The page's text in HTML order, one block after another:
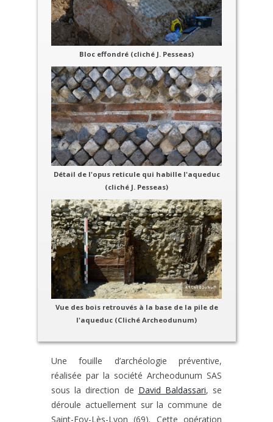
Bloc effondré (cliché J. Pesseas)
Détail de l'opus reticule qui habille l'aqueduc
(cliché J. Pesseas)
Vue des bois retrouvés à la base de la pile de
l'aqueduc (Cliché Archeodunum)
Une fouille d’archéologie préventive,
réalisée par la société Archeodunum SAS
sous la direction de David Baldassari, se
déroule actuellement sur la commune de
Saint-Foy-Lès-Lyon (69). Cette opération